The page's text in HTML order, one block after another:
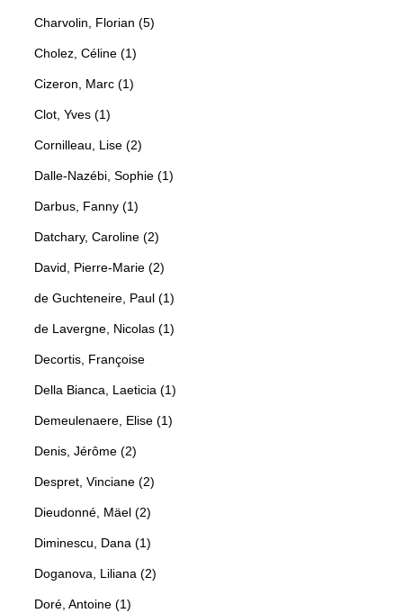
Charvolin, Florian (5)
Cholez, Céline (1)
Cizeron, Marc (1)
Clot, Yves (1)
Cornilleau, Lise (2)
Dalle-Nazébi, Sophie (1)
Darbus, Fanny (1)
Datchary, Caroline (2)
David, Pierre-Marie (2)
de Guchteneire, Paul (1)
de Lavergne, Nicolas (1)
Decortis, Françoise
Della Bianca, Laeticia (1)
Demeulenaere, Elise (1)
Denis, Jérôme (2)
Despret, Vinciane (2)
Dieudonné, Mäel (2)
Diminescu, Dana (1)
Doganova, Liliana (2)
Doré, Antoine (1)